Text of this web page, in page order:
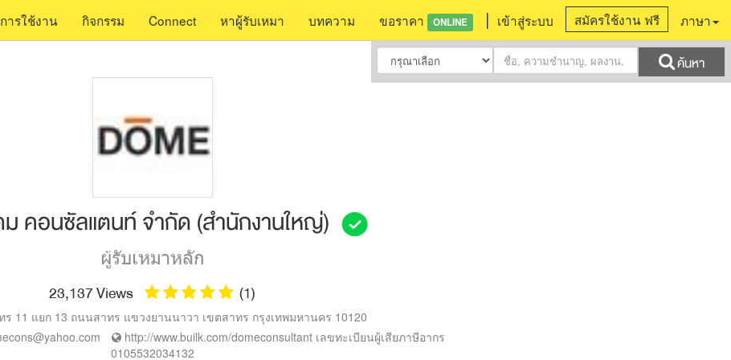
ารใช้งาน กิจกรรม Connect หาผู้รับเหมา บทความ ขอราคา ONLINE | เข้าสู่ระบบ สมัครใช้งาน ฟรี ภาษา
คอนซัลแตนท์ จำกัด (สำนักงานใหญ่)
ผู้รับเหมาหลัก
23,137 Views (1)
11 แยก 13 ถนนสาทร แขวงยานนาวา เขตสาทร กรุงเทพมหานคร 10120
http://www.builk.com/domeconsultant เลขทะเบียนผู้เสียภาษีอากร
0105532034132
ค้นหา